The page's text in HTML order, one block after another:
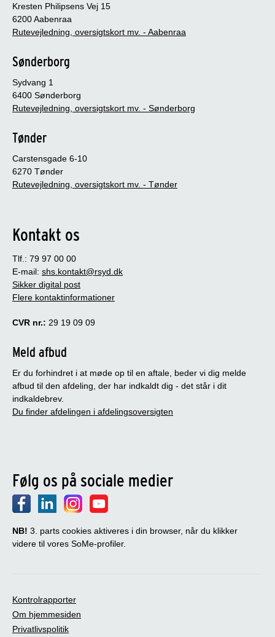
Kresten Philipsens Vej 15
6200 Aabenraa
Rutevejledning, oversigtskort mv. - Aabenraa
Sønderborg
Sydvang 1
6400 Sønderborg
Rutevejledning, oversigtskort mv. - Sønderborg
Tønder
Carstensgade 6-10
6270 Tønder
Rutevejledning, oversigtskort mv. - Tønder
Kontakt os
Tlf.: 79 97 00 00
E-mail: shs.kontakt@rsyd.dk
Sikker digital post
Flere kontaktinformationer
CVR nr.: 29 19 09 09
Meld afbud
Er du forhindret i at møde op til en aftale, beder vi dig melde
afbud til den afdeling, der har indkaldt dig - det står i dit
indkaldebrev.
Du finder afdelingen i afdelingsoversigten
Følg os på sociale medier
NB! 3. parts cookies aktiveres i din browser, når du klikker
videre til vores SoMe-profiler.
Kontrolrapporter
Om hjemmesiden
Privatlivspolitik